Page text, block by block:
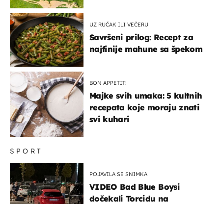
SPORT
POJAVILA SE SNIMKA
VIDEO Bad Blue Boysi
dočekali Torcidu na
UZ RUČAK ILI VEČERU
Savršeni prilog: Recept za
najfinije mahune sa špekom
BON APPETIT!
Majke svih umaka: 5 kultnih
recepata koje moraju znati
svi kuhari